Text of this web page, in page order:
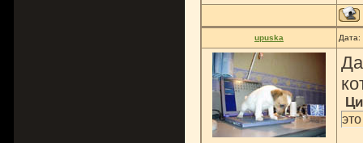
upuska Дата: